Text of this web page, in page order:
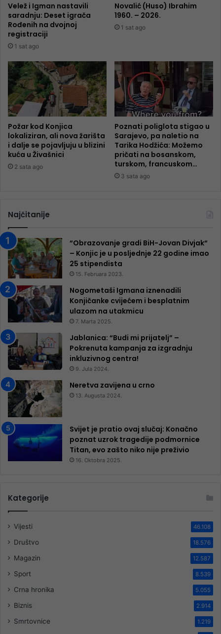
Velež i Igman nastavili
saradnju: Deset igrača
Rođenih na dvojnoj
registraciji
1 sat ago
Novalić (Huso) Ibrahim
1960. – 2026.
1 sat ago
Požar kod Konjica
lokaliziran, ali nova žarišta
i dalje se pojavljuju u blizini
kuća u Živašnici
2 sata ago
Poznati poliglota stigao u
Sarajevo, pa naletio na
Tarika Hodžića: Možemo
pričati na bosanskom,
turskom, francuskom…
3 sata ago
Najčitanije
“Obrazovanje gradi BiH-Jovan Divjak“
– Konjic je u posljednje 22 godine imao
25 ​​stipendista
15. Februara 2023.
Nogometaši Igmana iznenadili
Konjičanke cvijećem i besplatnim
ulazom na utakmicu
7. Marta 2025.
Jablanica: “Budi mi prijatelj” –
Pokrenuta kampanja za izgradnju
inkluzivnog centra!
9. Jula 2024.
Neretva zavijena u crno
13. Augusta 2024.
Svijet je pratio ovaj slučaj: Konačno
poznat uzrok tragedije podmornice
Titan, evo zašto niko nije preživio
16. Oktobra 2025.
Kategorije
Vijesti 46.108
Društvo 18.576
Magazin 12.587
Sport 8.539
Crna hronika 5.055
Biznis 2.914
Smrtovnice 1.219